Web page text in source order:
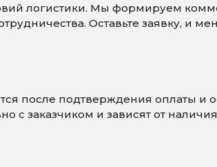
логистики. Мы формируем
Оставьте заявку, и
после подтверждения оплаты
с заказчиком и зависят от